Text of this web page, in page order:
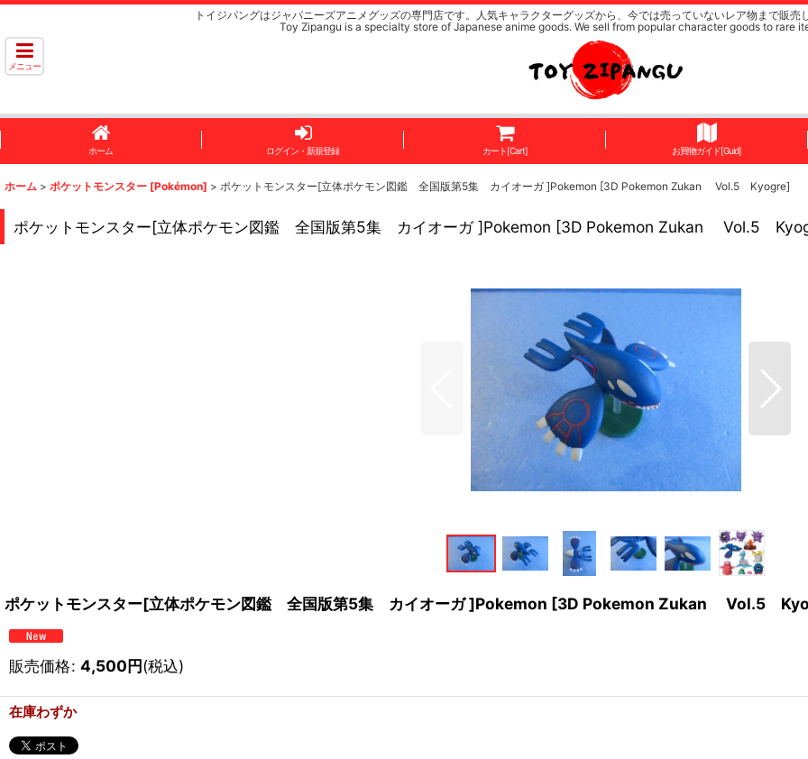
トイジパングはジャパニーズアニメグッズの専門店です。人気キャラクターグッズから、今では売っていないレア物まで販
Toy Zipangu is a specialty store of Japanese anime goods. We sell from popular character goods to rare
メニュー
ホーム ログイン・新規登録 カート[Cart] お買物ガイド[Guid]
ホーム > ポケットモンスター [Pokémon] > ポケットモンスター[立体ポケモン図鑑 全国版第5集 カイオーガ ]Pokemon [3D Pokemon Zukan Vol.5 Kyogre]
ポケットモンスター[立体ポケモン図鑑 全国版第5集 カイオーガ ]Pokemon [3D Pokemon Zukan Vol.5
ポケットモンスター[立体ポケモン図鑑 全国版第5集 カイオーガ ]Pokemon [3D Pokemon Zukan Vol.5
販売価格: 4,500円(税込)
在庫わずか